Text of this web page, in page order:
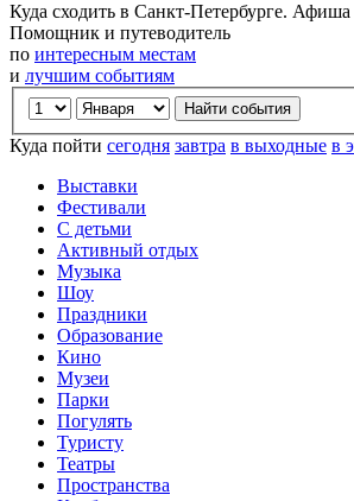
Куда сходить в Санкт-Петербурге. Афиша
Помощник и путеводитель
по интересным местам
и лучшим событиям
Куда пойти сегодня завтра в выходные в
Выставки
Фестивали
С детьми
Активный отдых
Музыка
Шоу
Праздники
Образование
Кино
Музеи
Парки
Погулять
Туристу
Театры
Пространства